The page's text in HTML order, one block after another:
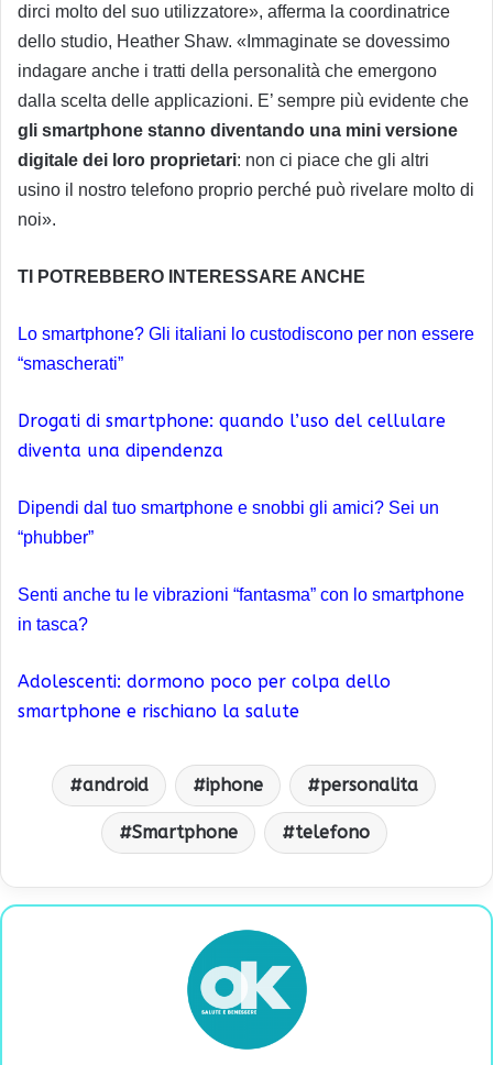
dirci molto del suo utilizzatore», afferma la coordinatrice
dello studio, Heather Shaw. «Immaginate se dovessimo
indagare anche i tratti della personalità che emergono
dalla scelta delle applicazioni. E’ sempre più evidente che
gli smartphone stanno diventando una mini versione
digitale dei loro proprietari: non ci piace che gli altri
usino il nostro telefono proprio perché può rivelare molto di
noi».
TI POTREBBERO INTERESSARE ANCHE
Lo smartphone? Gli italiani lo custodiscono per non essere
“smascherati”
Drogati di smartphone: quando l’uso del cellulare
diventa una dipendenza
Dipendi dal tuo smartphone e snobbi gli amici? Sei un
“phubber”
Senti anche tu le vibrazioni “fantasma” con lo smartphone
in tasca?
Adolescenti: dormono poco per colpa dello
smartphone e rischiano la salute
android iphone personalita
Smartphone telefono